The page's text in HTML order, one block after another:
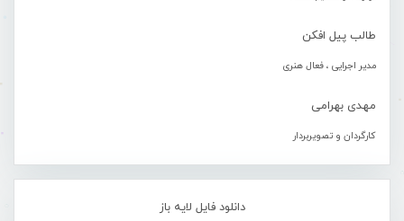
طالب پیل افکن
مدیر اجرایی ، فعال هنری
مهدی بهرامی
کارگردان و تصویربردار
دانلود فایل لایه باز